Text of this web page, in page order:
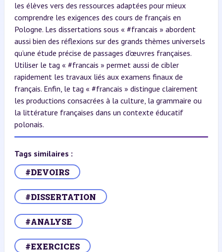
les élèves vers des ressources adaptées pour mieux
comprendre les exigences des cours de français en
Pologne. Les dissertations sous « #francais » abordent
aussi bien des réflexions sur des grands thèmes universels
qu’une étude précise de passages d’œuvres françaises.
Utiliser le tag « #francais » permet aussi de cibler
rapidement les travaux liés aux examens finaux de
français. Enfin, le tag « #francais » distingue clairement
les productions consacrées à la culture, la grammaire ou
la littérature françaises dans un contexte éducatif
polonais.
Tags similaires :
#DEVOIRS
#DISSERTATION
#ANALYSE
#EXERCICES